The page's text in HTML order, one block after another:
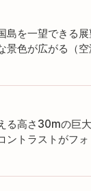
島を一望できる
景色が広がる（
る高さ30mの巨
ントラストがフ